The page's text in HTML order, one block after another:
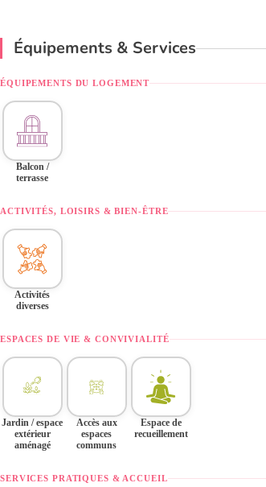
Équipements & Services
ÉQUIPEMENTS DU LOGEMENT
Balcon /
terrasse
ACTIVITÉS, LOISIRS & BIEN-ÊTRE
Activités
diverses
ESPACES DE VIE & CONVIVIALITÉ
Jardin / espace
extérieur
aménagé
Accès aux
espaces
communs
Espace de
recueillement
SERVICES PRATIQUES & ACCUEIL